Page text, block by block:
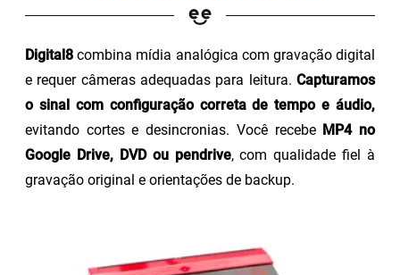
Digital8 combina mídia analógica com gravação digital
e requer câmeras adequadas para leitura. Capturamos
o sinal com configuração correta de tempo e áudio,
evitando cortes e desincronias. Você recebe MP4 no
Google Drive, DVD ou pendrive, com qualidade fiel à
gravação original e orientações de backup.